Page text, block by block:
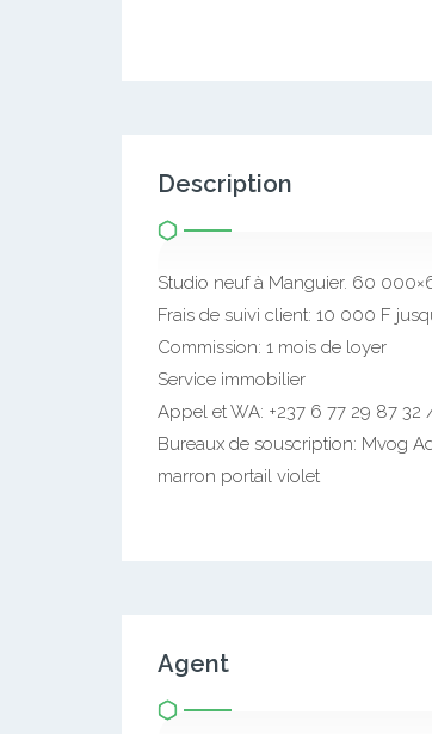
Description
Studio neuf à Manguier. 60
Frais de suivi client: 10 000 F
Commission: 1 mois de loyer
Service immobilier
Appel et WA: +237 6 77 29 87
Bureaux de souscription: Mvog
marron portail violet
Agent